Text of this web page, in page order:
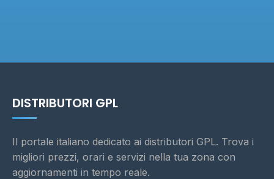
DISTRIBUTORI GPL
Il portale italiano dedicato ai distributori GPL. Trova i
migliori prezzi, orari e servizi nella tua zona con
aggiornamenti in tempo reale.